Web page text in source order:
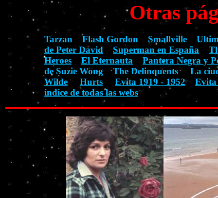
Otras
Tarzan Flash Gordon Smallville
de Peter David
Superman en España
Heroes
El Eternauta
Pantera Negra y
de Suzie Wong
The Delinquents
La
Wilde
Hurts Evita 1919 - 1952
Evita
índice de todas las webs